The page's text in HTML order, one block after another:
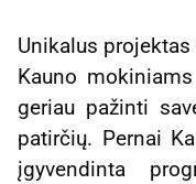
Unikalus
Kauno
geriau pažinti
patirčių. Pernai
įgyvendinta